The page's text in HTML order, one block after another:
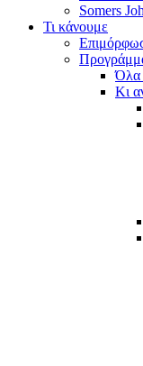
Somers
Τι κάνουμε
Όλα
Κι